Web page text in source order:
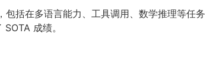
括在多语言能力、工具调用、数学推理等任务
成绩。